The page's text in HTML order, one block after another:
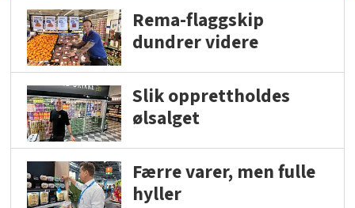
Rema-flaggskip
dundrer videre
Slik opprettholdes
ølsalget
Færre varer, men fulle
hyller